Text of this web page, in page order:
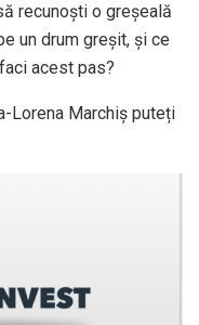
recunoști o greșeală
un drum greșit, și ce
acest pas?
Lorena Marchiș puteți